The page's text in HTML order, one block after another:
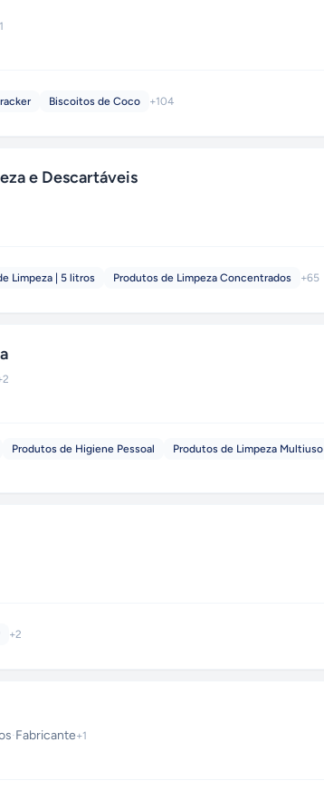
1
Biscoitos de Coco +104
e Descartáveis
Limpeza | 5 litros Produtos de Limpeza Concentrados +65
2
Produtos de Higiene Pessoal
Produtos de Limpeza Multiuso
+2
·Fabricante+1